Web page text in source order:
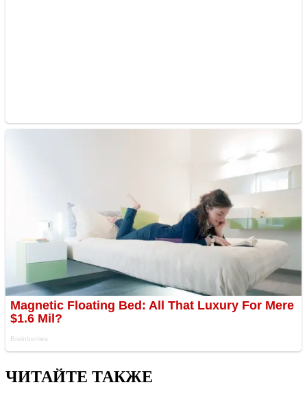
ЧИТАЙТЕ ТАКЖЕ